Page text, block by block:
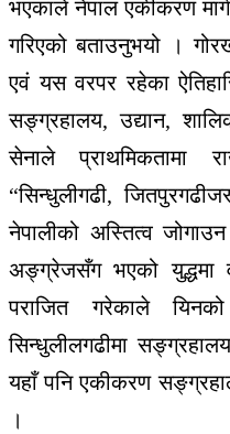
भएकाले नेपाल एकीकरण
गरिएको बताउनुभयो ।
एवं यस वरपर रहेका
सङ्ग्रहालय, उद्यान,
सेनाले प्राथमिकतामा
“सिन्धुलीगढी,
नेपालीको अस्तित्व
अङ्ग्रेजसँग भएको युद्धमा
पराजित गरेकाले
सिन्धुलीलगढीमा
यहाँ पनि एकीकरण
।